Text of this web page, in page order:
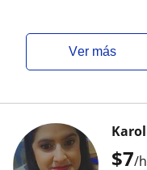
ver más
$7/h
Karol